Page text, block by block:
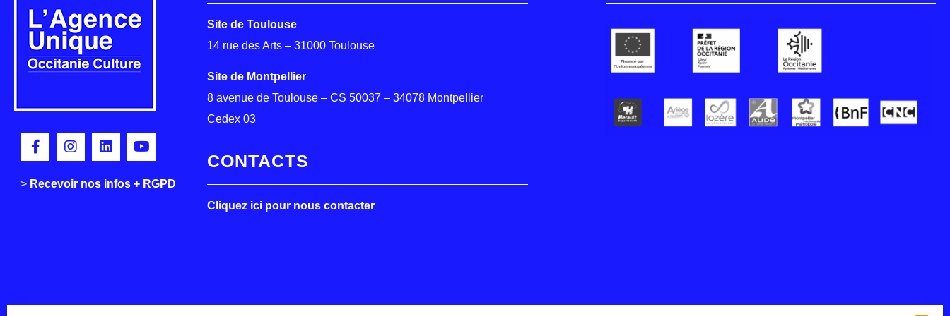
> Recevoir nos infos + RGPD
Site de Toulouse
14 rue des Arts – 31000 Toulouse
Site de Montpellier
8 avenue de Toulouse – CS 50037 – 34078 Montpellier
Cedex 03
CONTACTS
Cliquez ici pour nous contacter